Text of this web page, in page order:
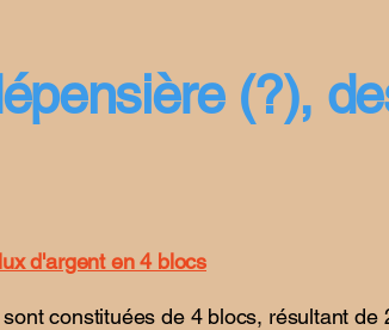
(?),
d'argent en 4 blocs
constituées de 4 blocs, résultant de